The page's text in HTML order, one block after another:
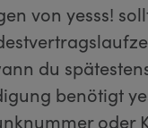
von yesss!
du
benötigt
oder